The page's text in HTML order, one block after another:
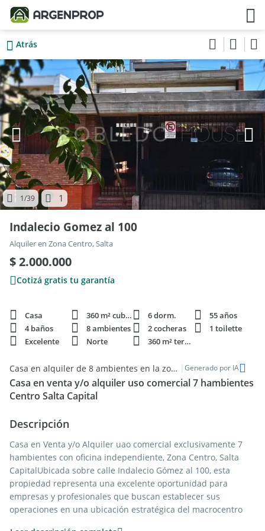
Atrás
1/39 1
Indalecio Gomez al 100
Alquiler en Zona Centro, Salta
$ 2.000.000
Cotizá gratis tu garantía
Casa 360 m² cubie. 6 dorm.
55 años
4 baños
8 ambientes 2 cocheras
1 toilette
Excelente
Norte 360 m² terren.
Casa en alquiler de 8 ambientes en la zona centro de Salta | Generado por IA
Casa en venta y/o alquiler uso comercial 7 hambientes
Centro Salta Capital
Descripción
Casa en Venta y/o Alquiler uao comercial exclusivamente 7
hambientes con oficina independiente, Zona Centro, Salta
CapitalUbicada sobre calle Indalecio Gómez al 100, esta
propiedad representa una excelente oportunidad para
empresas y profesionales que buscan establecer sus
operaciones en una ubicación estratégica del macrocentro